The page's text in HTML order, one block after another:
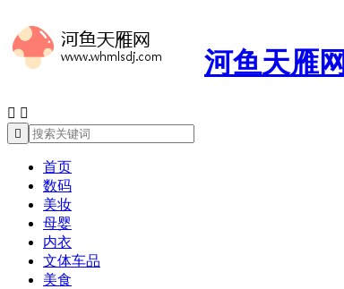
河鱼天雁网
 

首页
数码
美妆
母婴
内衣
文体车品
美食